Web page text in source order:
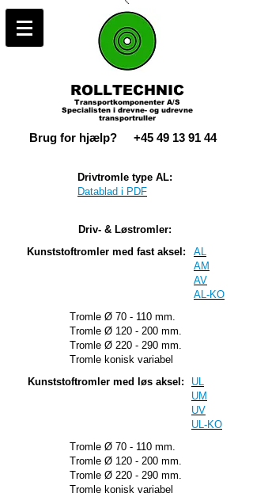
ROLLTECHNIC
Transportkomponenter A/S
Specialisten i drevne- og udrevne
transportruller
Brug for hjælp? +45 49 13 91 44
Drivtromle type AL:
Datablad i PDF
Driv- & Løstromler:
Kunststoftromler med fast aksel:
AL
AM
AV
AL-KO
Tromle Ø 70 - 110 mm.
Tromle Ø 120 - 200 mm.
Tromle Ø 220 - 290 mm.
Tromle konisk variabel
Kunststoftromler med løs aksel:
UL
UM
UV
UL-KO
Tromle Ø 70 - 110 mm.
Tromle Ø 120 - 200 mm.
Tromle Ø 220 - 290 mm.
Tromle konisk variabel